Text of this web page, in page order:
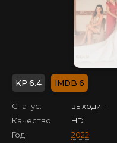
6.4 6
Статус:
выходит
Качество:
HD
Год:
2022